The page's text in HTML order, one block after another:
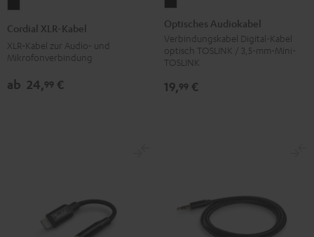
XLR-
Schwarz
Cordial XLR-Kabel
XLR‑Kabel zur Audio‑ und
Mikrofonverbindung
ab 24,99 €
Audiokabel
Schwarz
Optisches Audiokabel
Verbindungskabel Digital-Kabel
optisch TOSLINK / 3,5-mm-Mini-
TOSLINK
19,99 €